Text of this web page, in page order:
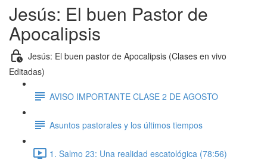
Jesús: El buen Pastor de
Apocalipsis
Jesús: El buen pastor de Apocalipsis (Clases en vivo
Editadas)
AVISO IMPORTANTE CLASE 2 DE AGOSTO
Asuntos pastorales y los últimos tiempos
1. Salmo 23: Una realidad escatológica (78:56)